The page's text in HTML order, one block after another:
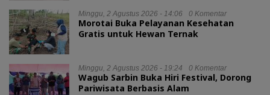
Minggu, 2 Agustus 2026 - 14:06 0 Komentar
Morotai Buka Pelayanan Kesehatan
Gratis untuk Hewan Ternak
Minggu, 2 Agustus 2026 - 19:24 0 Komentar
Wagub Sarbin Buka Hiri Festival, Dorong
Pariwisata Berbasis Alam